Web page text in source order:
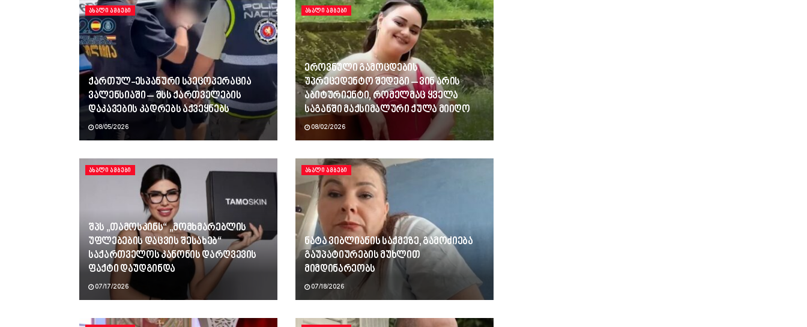
ᲐᲮᲐᲚᲘ ᲐᲛᲑᲔᲑᲘ
ქართულ-ესპანური სპეცოპერაცია
ვალენსიაში – შსს ქართველების
დაკავების კადრებს აქვეყნებს
08/05/2026
ᲐᲮᲐᲚᲘ ᲐᲛᲑᲔᲑᲘ
ეროვნული გამოცდების
უპრეცედენტო შედეგი – ვინ არის
აბიტურიენტი, რომელმაც ყველა
საგანში მაქსიმალური ქულა მიიღო
08/02/2026
ᲐᲮᲐᲚᲘ ᲐᲛᲑᲔᲑᲘ
შპს „თამოსკინს“ „მომხმარებლის
უფლებების დაცვის შესახებ“
საქართველოს კანონის დარღვევის
ფაქტი დაუდგინდა
07/17/2026
ᲐᲮᲐᲚᲘ ᲐᲛᲑᲔᲑᲘ
ნატა ვიბლიანის საქმეზე, გამოძიება
გაუპატიურების მუხლით
მიმდინარეობს
07/18/2026